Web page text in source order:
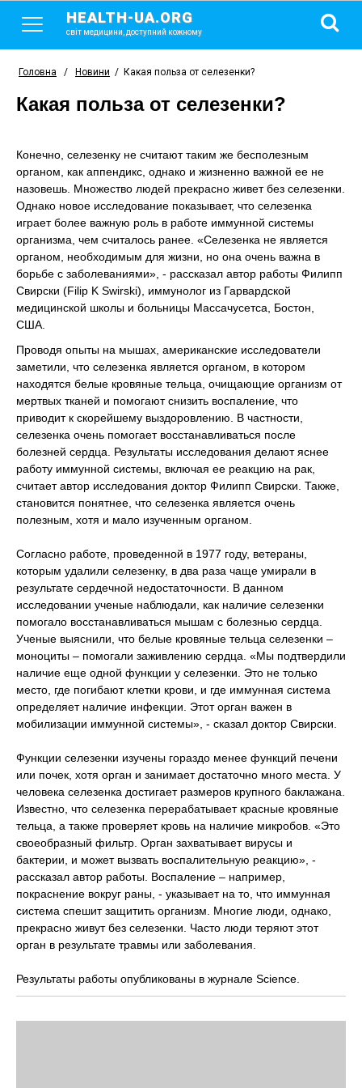
HEALTH-UA.ORG
світ медицини, доступний кожному
Головна / Новини / Какая польза от селезенки?
Какая польза от селезенки?
Конечно, селезенку не считают таким же бесполезным
органом, как аппендикс, однако и жизненно важной ее не
назовешь. Множество людей прекрасно живет без селезенки.
Однако новое исследование показывает, что селезенка
играет более важную роль в работе иммунной системы
организма, чем считалось ранее. «Селезенка не является
органом, необходимым для жизни, но она очень важна в
борьбе с заболеваниями», - рассказал автор работы Филипп
Свирски (Filip K Swirski), иммунолог из Гарвардской
медицинской школы и больницы Массачусетса, Бостон,
США.
Проводя опыты на мышах, американские исследователи
заметили, что селезенка является органом, в котором
находятся белые кровяные тельца, очищающие организм от
мертвых тканей и помогают снизить воспаление, что
приводит к скорейшему выздоровлению. В частности,
селезенка очень помогает восстанавливаться после
болезней сердца. Результаты исследования делают яснее
работу иммунной системы, включая ее реакцию на рак,
считает автор исследования доктор Филипп Свирски. Также,
становится понятнее, что селезенка является очень
полезным, хотя и мало изученным органом.
Согласно работе, проведенной в 1977 году, ветераны,
которым удалили селезенку, в два раза чаще умирали в
результате сердечной недостаточности. В данном
исследовании ученые наблюдали, как наличие селезенки
помогало восстанавливаться мышам с болезнью сердца.
Ученые выяснили, что белые кровяные тельца селезенки –
моноциты – помогали заживлению сердца. «Мы подтвердили
наличие еще одной функции у селезенки. Это не только
место, где погибают клетки крови, и где иммунная система
определяет наличие инфекции. Этот орган важен в
мобилизации иммунной системы», - сказал доктор Свирски.
Функции селезенки изучены гораздо менее функций печени
или почек, хотя орган и занимает достаточно много места. У
человека селезенка достигает размеров крупного баклажана.
Известно, что селезенка перерабатывает красные кровяные
тельца, а также проверяет кровь на наличие микробов. «Это
своеобразный фильтр. Орган захватывает вирусы и
бактерии, и может вызвать воспалительную реакцию», -
рассказал автор работы. Воспаление – например,
покраснение вокруг раны, - указывает на то, что иммунная
система спешит защитить организм. Многие люди, однако,
прекрасно живут без селезенки. Часто люди теряют этот
орган в результате травмы или заболевания.
Результаты работы опубликованы в журнале Science.